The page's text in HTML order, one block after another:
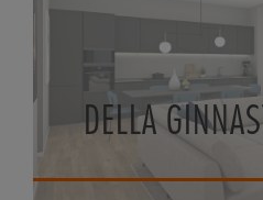
DELLA